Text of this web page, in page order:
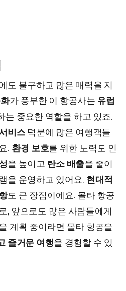
도 불구하고 많은 매력을 지
가 풍부한 이 항공사는 유럽
는 중요한 역할을 하고 있죠.
비스 덕분에 많은 여행객들
. 환경 보호를 위한 노력도 인
을 높이고 탄소 배출을 줄이
을 운영하고 있어요. 현대적
도 큰 장점이에요. 몰타 항공
, 앞으로도 많은 사람들에게
을 계획 중이라면 몰타 항공을
즐거운 여행을 경험할 수 있